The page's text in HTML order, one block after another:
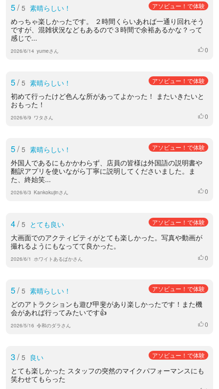
5/ 5 素晴らしい！ アソビュー！で体験
めっちゃ楽しかったです。 ２時間くらいあれば一通り回れそう
ですが、混雑状況などもあるので３時間で余裕あるかな？って
感じで...
2026/6/14 yumeさん いいね
0
5/ 5 素晴らしい！ アソビュー！で体験
初めて行ったけど色んな所があってよかった！ またいきたいと
おもった！
2026/6/9 ワタさん いいね
0
5/ 5 素晴らしい！ アソビュー！で体験
外国人であるにもかかわらず、店員の皆様は外国語の説明書や
翻訳アプリを使いながら丁寧に説明してくださいました。ま
た、終始笑...
2026/6/3 Kankokujinさん いいね
0
4/ 5 とても良い アソビュー！で体験
大画面でのアクティビティがとても楽しかった。写真や動画が
撮れるようにもなってて良かった。
2026/6/1 ホワイトあるぱかさん いいね
0
5/ 5 素晴らしい！ アソビュー！で体験
どのアトラクションも遊び甲斐があり楽しかったです！また機
会があれば行ってみたいです👍
2026/5/16 令和のダラさん いいね
0
3/ 5 良い アソビュー！で体験
とても楽しかった スタッフの突然のマイクパフォーマンスにも
笑わせてもらった